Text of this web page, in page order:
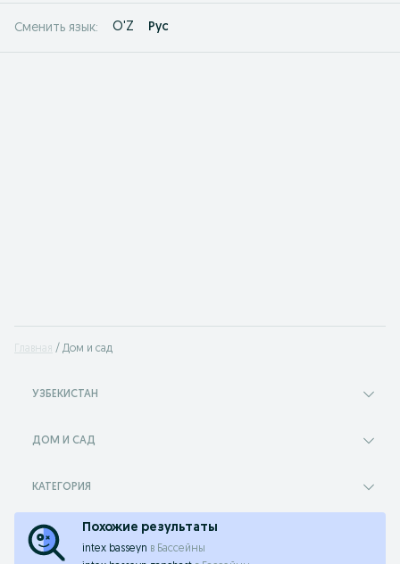
Сменить язык: O'Z Рус
Главная Дом и сад
УЗБЕКИСТАН
ДОМ И САД
КАТЕГОРИЯ
Похожие результаты
intex basseyn в Бассейны